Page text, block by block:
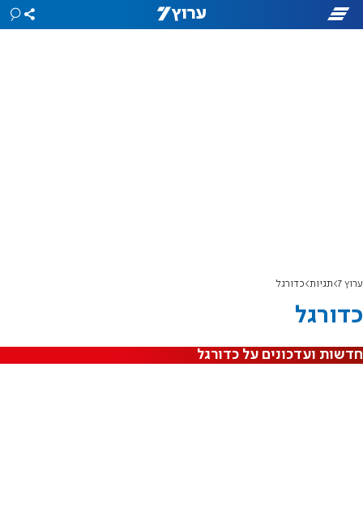
ערוץ 7 תגיות כדורגל
כדורגל
חדשות ועדכונים על כדורגל